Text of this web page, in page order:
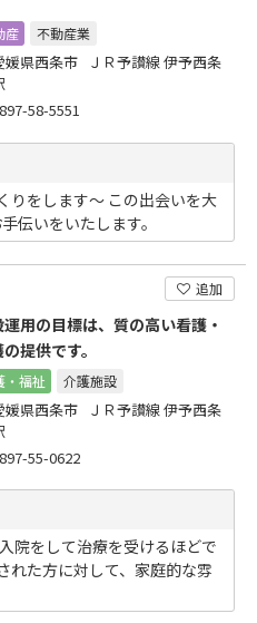
産 不動産業
媛県西条市 ＪＲ予讃線 伊予西条
58-5551
りをします～ この出会いを大
伝いをいたします。
追加
用の目標は、質の高い看護・
提供です。
・福祉 介護施設
媛県西条市 ＪＲ予讃線 伊予西条
55-0622
院をして治療を受けるほどで
れた方に対して、家庭的な雰